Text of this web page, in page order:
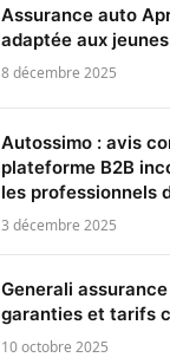
Assurance auto
adaptée aux
8 décembre 2025
Autossimo : avis
plateforme B2B
les professionnels
3 décembre 2025
Generali
garanties et tarifs
10 octobre 2025